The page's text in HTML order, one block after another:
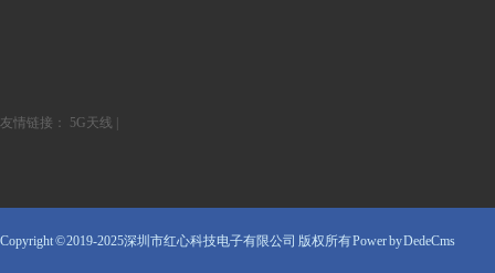
友情链接： 5G天线
Copyright © 2019-2025深圳市红心科技电子有限公司 版权所有Power by DedeCms